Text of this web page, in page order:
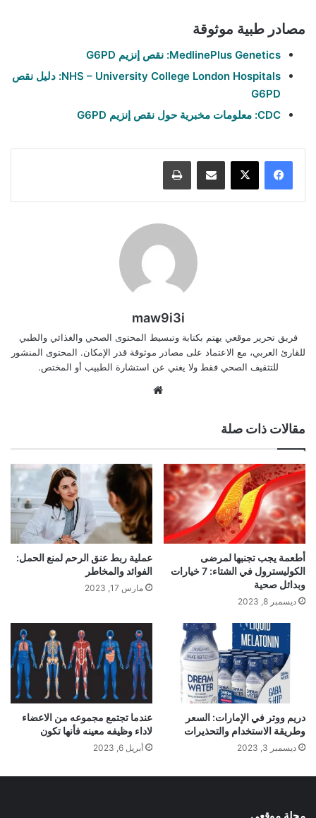
مصادر طبية موثوقة
MedlinePlus Genetics: نقص إنزيم G6PD
NHS – University College London Hospitals: دليل نقص
G6PD
CDC: معلومات مخبرية حول نقص إنزيم G6PD
مشاركة عبر البريد طباعة
maw9i3i
فريق تحرير موقعي يهتم بكتابة وتبسيط المحتوى الصحي والغذائي والطبي
للقارئ العربي، مع الاعتماد على مصادر موثوقة قدر الإمكان. المحتوى المنشور
للتثقيف الصحي فقط ولا يغني عن استشارة الطبيب أو المختص.
مقالات ذات صلة
أطعمة يجب تجنبها لمرضى
الكوليسترول في الشتاء: 7 خيارات
وبدائل صحية
ديسمبر 8, 2023
عملية ربط عنق الرحم لمنع الحمل:
الفوائد والمخاطر
مارس 17, 2023
دريم ووتر في الإمارات: السعر
وطريقة الاستخدام والتحذيرات
ديسمبر 3, 2023
عندما تجتمع مجموعه من الاعضاء
لاداء وظيفه معينه فأنها تكون
أبريل 6, 2023
مجلة موقعي